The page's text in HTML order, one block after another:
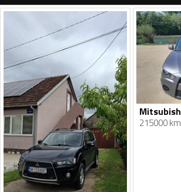
215000 km